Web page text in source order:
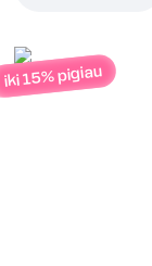
iki 15% pigiau